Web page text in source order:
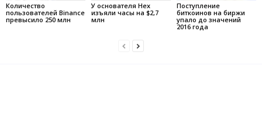
Количество
пользователей Binance
превысило 250 млн
У основателя Hex
изъяли часы на $2,7
млн
Поступление
биткоинов на биржи
упало до значений
2016 года